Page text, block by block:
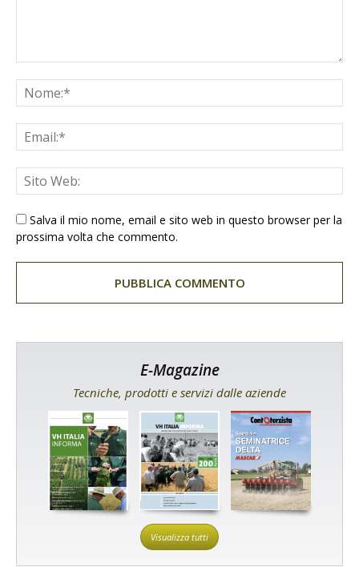
Salva il mio nome, email e sito web in questo browser per la
prossima volta che commento.
E-Magazine
Tecniche, prodotti e servizi dalle aziende
Visualizza tutti